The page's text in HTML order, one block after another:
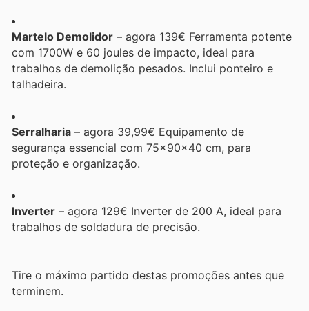
Martelo Demolidor – agora 139€ Ferramenta potente
com 1700W e 60 joules de impacto, ideal para
trabalhos de demolição pesados. Inclui ponteiro e
talhadeira.
Serralharia – agora 39,99€ Equipamento de
segurança essencial com 75x90x40 cm, para
proteção e organização.
Inverter – agora 129€ Inverter de 200 A, ideal para
trabalhos de soldadura de precisão.
Tire o máximo partido destas promoções antes que
terminem.